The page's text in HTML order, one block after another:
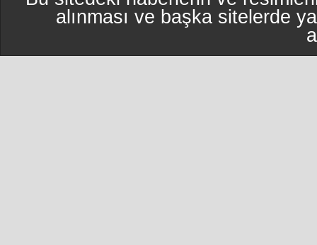
alınması ve başka sitelerde